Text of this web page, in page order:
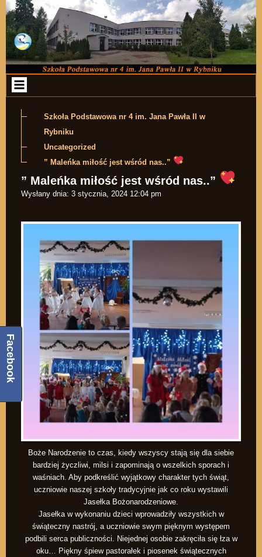
Przejdź do zawartości
Szkoła Podstawowa nr 4 im. Jana Pawła II w
Rybniku
Uncategorized
” Maleńka miłość jest wśród nas..”
” Maleńka miłość jest wśród nas..”
Wysłany dnia: 3 stycznia, 2024 12:04 pm
Boże Narodzenie to czas, kiedy wszyscy stają się dla siebie
bardziej życzliwi, milsi i zapominają o wszelkich sporach i
waśniach. Aby podkreślić wyjątkowy charakter tych świąt,
uczniowie naszej szkoły tradycyjnie jak co roku wystawili
Jasełka Bożonarodzeniowe.
Jasełka w wykonaniu dzieci wprowadziły wszystkich w
świąteczny nastrój, a uczniowie swym pięknym występem
podbili serca publiczności. Niejednej osobie zakręciła się łza w
oku… Piękny śpiew pastorałek i piosenek świątecznych
Facebook